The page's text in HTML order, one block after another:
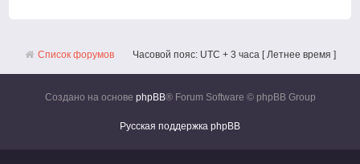
Список форумов Часовой пояс: UTC + 3 часа [ Летнее время ]
Создано на основе phpBB® Forum Software © phpBB Group
Русская поддержка phpBB